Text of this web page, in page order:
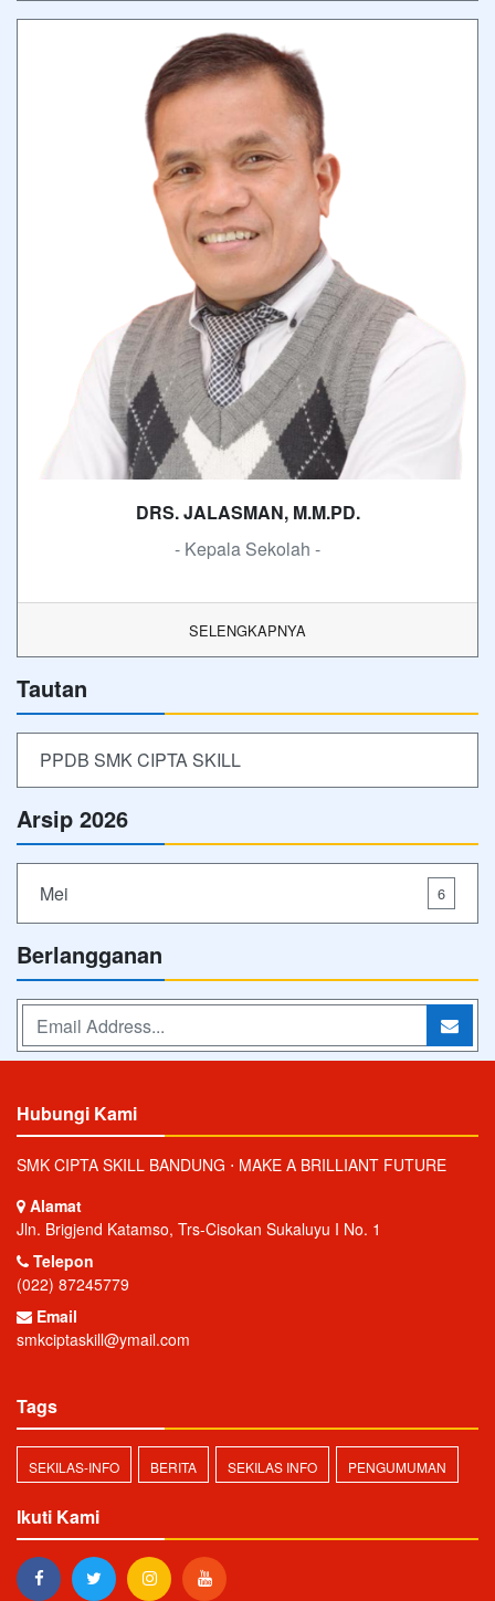
DRS. JALASMAN, M.M.PD.
- Kepala Sekolah -
SELENGKAPNYA
Tautan
PPDB SMK CIPTA SKILL
Arsip 2026
Mei 6
Berlangganan
Hubungi Kami
SMK CIPTA SKILL BANDUNG ⋅ MAKE A BRILLIANT FUTURE
Alamat
Jln. Brigjend Katamso, Trs-Cisokan Sukaluyu I No. 1
Telepon
(022) 87245779
Email
smkciptaskill@ymail.com
Tags
SEKILAS-INFO BERITA SEKILAS INFO PENGUMUMAN
Ikuti Kami